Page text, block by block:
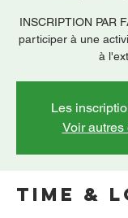
INSCRIPTION PAR
participer à une
à
Les
Voir autres
Time &